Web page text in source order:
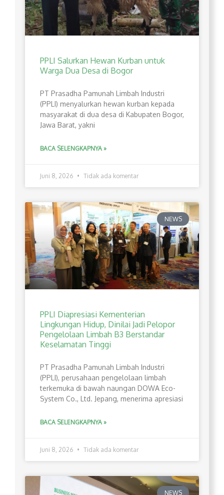
PPLI Salurkan Hewan Kurban untuk
Warga Dua Desa di Bogor
PT Prasadha Pamunah Limbah Industri
(PPLI) menyalurkan hewan kurban kepada
masyarakat di dua desa di Kabupaten Bogor,
Jawa Barat, yakni
BACA SELENGKAPNYA »
Juni 8, 2026 Tidak ada komentar
NEWS
PPLI Diapresiasi Kementerian
Lingkungan Hidup, Dinilai Jadi Pelopor
Pengelolaan Limbah B3 Berstandar
Keselamatan Tinggi
PT Prasadha Pamunah Limbah Industri
(PPLI), perusahaan pengelolaan limbah
terkemuka di bawah naungan DOWA Eco-
System Co., Ltd. Jepang, menerima apresiasi
BACA SELENGKAPNYA »
Juni 8, 2026 Tidak ada komentar
NEWS